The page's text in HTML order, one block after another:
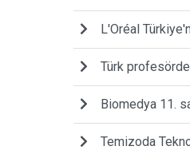
L'Oréal
Türk
Biomedya 11.
Temizoda